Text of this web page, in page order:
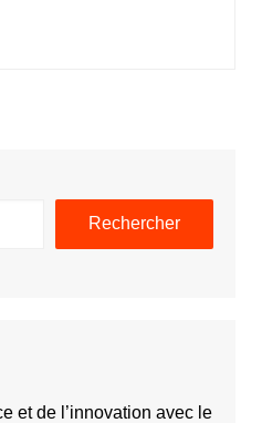
Rechercher
et de l’innovation avec le